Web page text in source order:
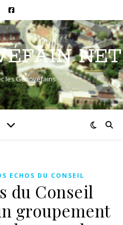
NET
les Génovéfains
ECHOS DU CONSEIL
du Conseil
groupement